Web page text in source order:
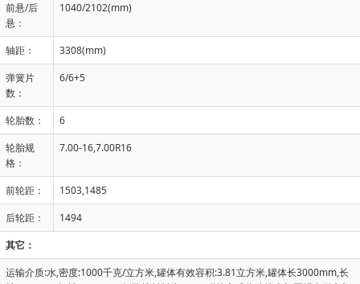
前悬/后
悬：
1040/2102(mm)
轴距：
3308(mm)
弹簧片
数：
6/6+5
轮胎数：
6
轮胎规
格：
7.00-16,7.00R16
前轮距：
1503,1485
后轮距：
1494
其它：
运输介质:水,密度:1000千克/立方米,罐体有效容积:3.81立方米,罐体长3000mm,长